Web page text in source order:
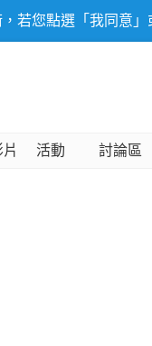
若您點選「我同意
片 活動 討論區